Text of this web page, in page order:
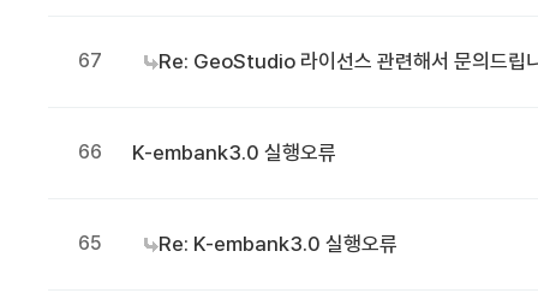
67 Re: GeoStudio 라이선스 관련해서 문의드립
66 K-embank3.0 실행오류
65 Re: K-embank3.0 실행오류